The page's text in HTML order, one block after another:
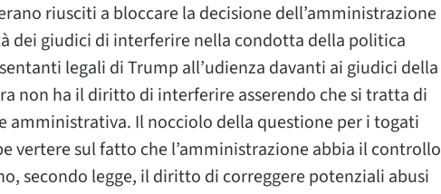
riusciti a bloccare la decisione dell’amministrazione
dei giudici di interferire nella condotta della politica
legali di Trump all’udienza davanti ai giudici della
non ha il diritto di interferire asserendo che si tratta di
amministrativa. Il nocciolo della questione per i togati
vertere sul fatto che l’amministrazione abbia il controllo
secondo legge, il diritto di correggere potenziali abusi